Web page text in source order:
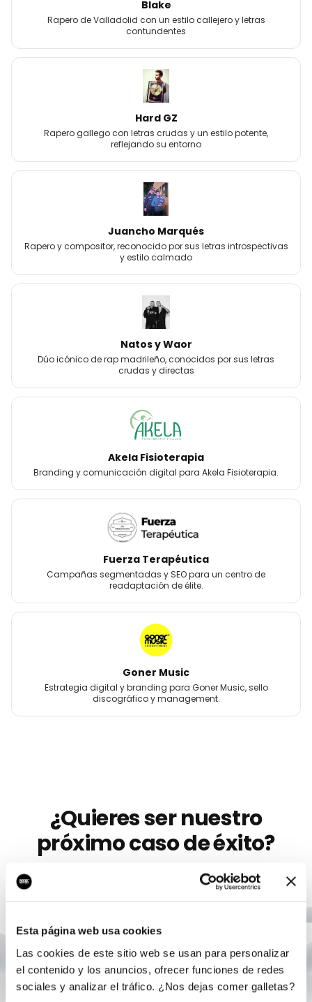
Esta página web usa cookies
Las cookies de este sitio web se usan para personalizar
el contenido y los anuncios, ofrecer funciones de redes
sociales y analizar el tráfico. ¿Nos dejas comer galletas?
Blake
Rapero de Valladolid con un estilo callejero y letras
contundentes
Hard GZ
Rapero gallego con letras crudas y un estilo potente,
reflejando su entorno
Juancho Marqués
Rapero y compositor, reconocido por sus letras introspectivas
y estilo calmado
Natos y Waor
Dúo icónico de rap madrileño, conocidos por sus letras
crudas y directas
Akela Fisioterapia
Branding y comunicación digital para Akela Fisioterapia.
Fuerza Terapéutica
Campañas segmentadas y SEO para un centro de
readaptación de élite.
Goner Music
Estrategia digital y branding para Goner Music, sello
discográfico y management.
¿Quieres ser nuestro
próximo caso de éxito?
Llevamos más de 10 años ayudando aartistas
como
a crecer con marketing digital serio. Sin
Agendar auditoría gratis